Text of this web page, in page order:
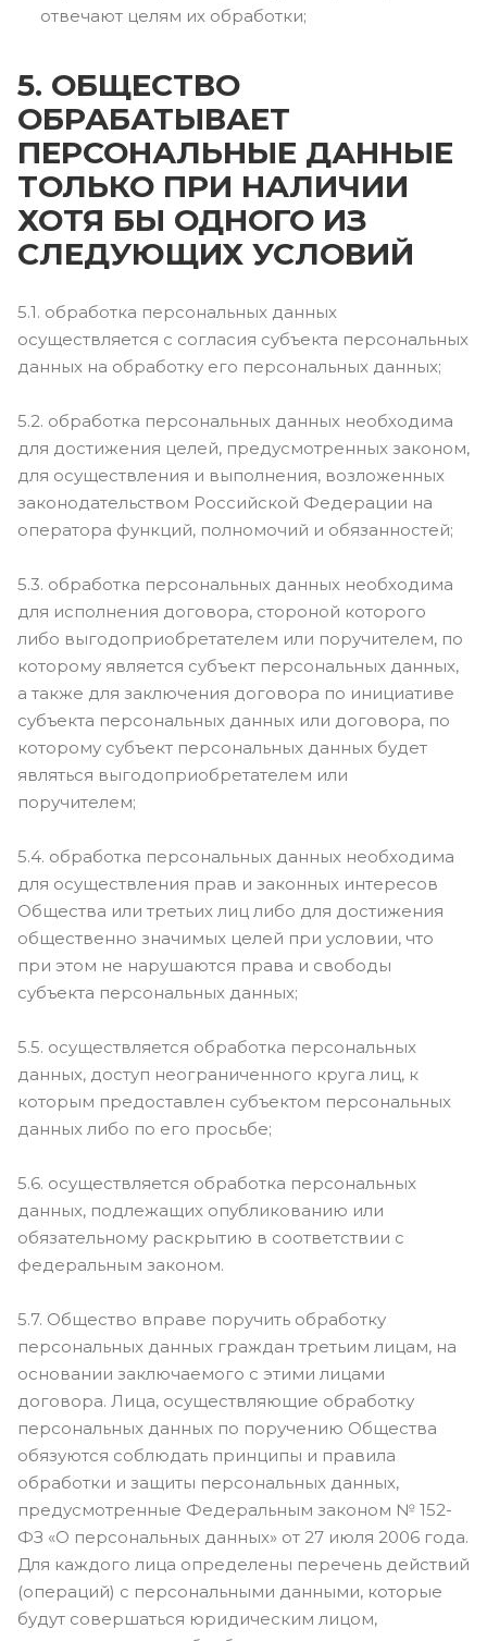
отвечают целям их обработки;
5. ОБЩЕСТВО
ОБРАБАТЫВАЕТ
ПЕРСОНАЛЬНЫЕ ДАННЫЕ
ТОЛЬКО ПРИ НАЛИЧИИ
ХОТЯ БЫ ОДНОГО ИЗ
СЛЕДУЮЩИХ УСЛОВИЙ
5.1. обработка персональных данных
осуществляется с согласия субъекта персональных
данных на обработку его персональных данных;
5.2. обработка персональных данных необходима
для достижения целей, предусмотренных законом,
для осуществления и выполнения, возложенных
законодательством Российской Федерации на
оператора функций, полномочий и обязанностей;
5.3. обработка персональных данных необходима
для исполнения договора, стороной которого
либо выгодоприобретателем или поручителем, по
которому является субъект персональных данных,
а также для заключения договора по инициативе
субъекта персональных данных или договора, по
которому субъект персональных данных будет
являться выгодоприобретателем или
поручителем;
5.4. обработка персональных данных необходима
для осуществления прав и законных интересов
Общества или третьих лиц либо для достижения
общественно значимых целей при условии, что
при этом не нарушаются права и свободы
субъекта персональных данных;
5.5. осуществляется обработка персональных
данных, доступ неограниченного круга лиц, к
которым предоставлен субъектом персональных
данных либо по его просьбе;
5.6. осуществляется обработка персональных
данных, подлежащих опубликованию или
обязательному раскрытию в соответствии с
федеральным законом.
5.7. Общество вправе поручить обработку
персональных данных граждан третьим лицам, на
основании заключаемого с этими лицами
договора. Лица, осуществляющие обработку
персональных данных по поручению Общества
обязуются соблюдать принципы и правила
обработки и защиты персональных данных,
предусмотренные Федеральным законом № 152-
ФЗ «О персональных данных» от 27 июля 2006 года.
Для каждого лица определены перечень действий
(операций) с персональными данными, которые
будут совершаться юридическим лицом,